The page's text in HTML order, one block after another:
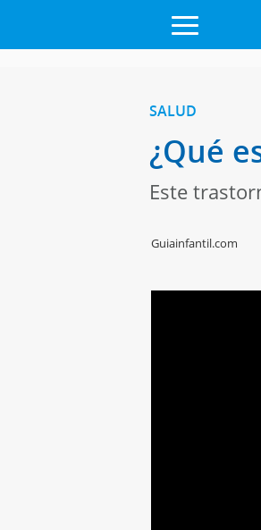
SALUD
¿Qué
Este
Guiainfantil.com